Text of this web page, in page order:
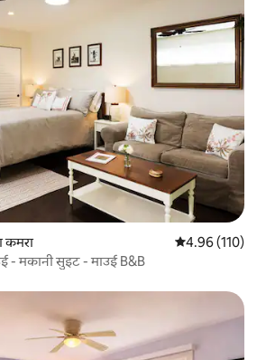
कमरा औसत रेटिंग 5 में से
4.96 (110)
- मकानी सुइट - माउई B&B